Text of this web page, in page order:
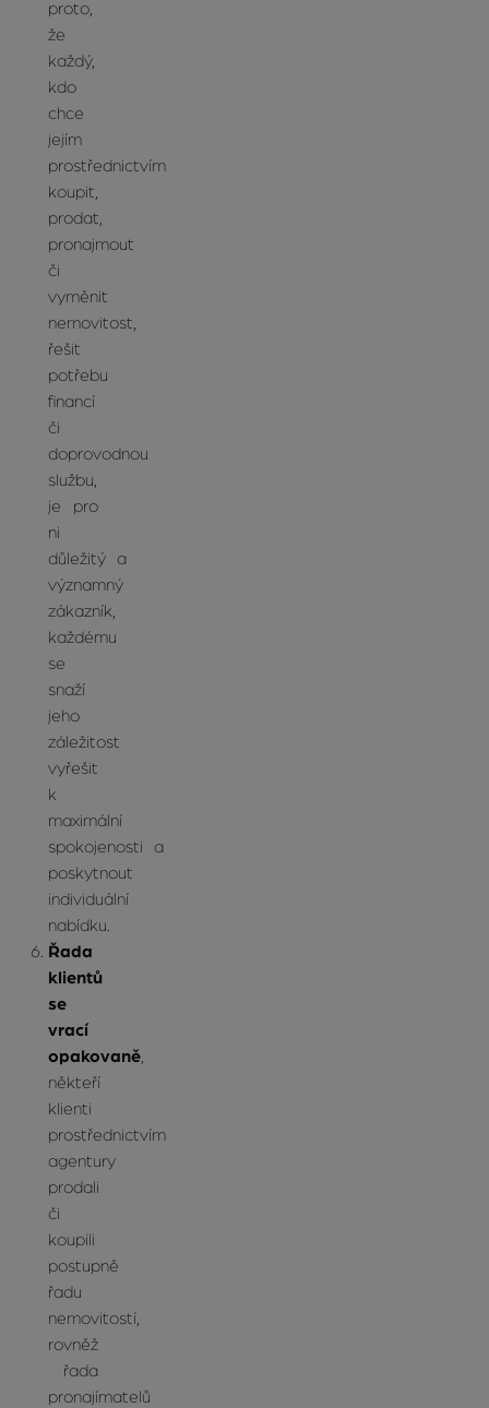
proto,
že
každý,
kdo
chce
jejím
prostřednictvím
koupit,
prodat,
pronajmout
či
vyměnit
nemovitost,
řešit
potřebu
financí
či
doprovodnou
službu,
je pro
ni
důležitý a
významný
zákazník,
každému
se
snaží
jeho
záležitost
vyřešit
k
maximální
spokojenosti a
poskytnout
individuální
nabídku.
Řada
klientů
se
vrací
opakovaně,
někteří
klienti
prostřednictvím
agentury
prodali
či
koupili
postupně
řadu
nemovitostí,
rovněž
řada
pronajímatelů